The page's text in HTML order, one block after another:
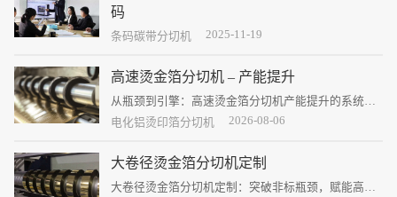
码
碳带分切虽是企业生产中的一个环节，但其精度、效
户满意度。
条码碳带分切机 2025-11-19
高速烫金箔分切机 – 产能提升
从瓶颈到引擎：高速烫金箔分切机产能提升的系统性
路径
电化铝烫印箔分切机 2026-08-06
大卷径烫金箔分切机定制
大卷径烫金箔分切机定制：突破非标瓶颈，赋能高端